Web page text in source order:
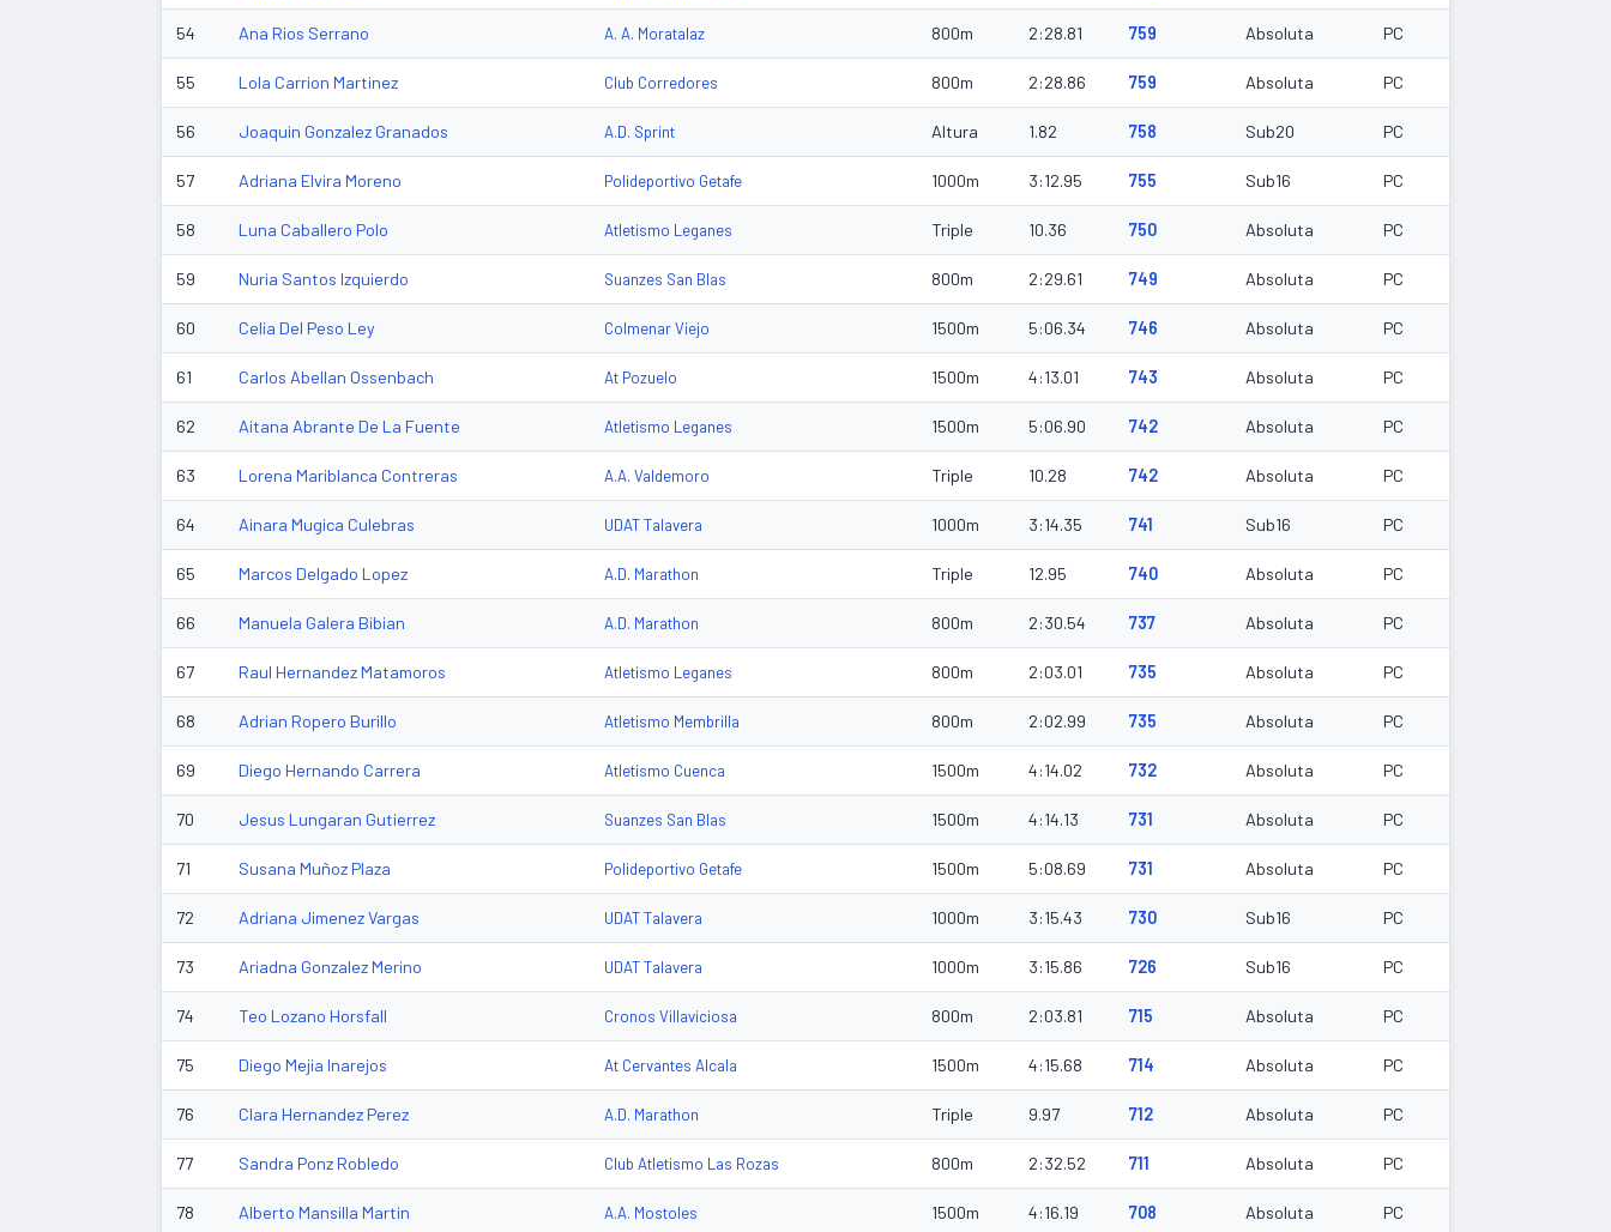
54 Ana Rios Serrano A. A. Moratalaz 800m 2:28.81 759 Absoluta PC
55 Lola Carrion Martinez Club Corredores 800m 2:28.86 759 Absoluta PC
56 Joaquin Gonzalez Granados A.D. Sprint Altura 1.82 758 Sub20 PC
57 Adriana Elvira Moreno Polideportivo Getafe 1000m 3:12.95 755 Sub16 PC
58 Luna Caballero Polo Atletismo Leganes Triple 10.36 750 Absoluta PC
59 Nuria Santos Izquierdo Suanzes San Blas 800m 2:29.61 749 Absoluta PC
60 Celia Del Peso Ley Colmenar Viejo 1500m 5:06.34 746 Absoluta PC
61 Carlos Abellan Ossenbach At Pozuelo 1500m 4:13.01 743 Absoluta PC
62 Aitana Abrante De La Fuente Atletismo Leganes 1500m 5:06.90 742 Absoluta PC
63 Lorena Mariblanca Contreras A.A. Valdemoro Triple 10.28 742 Absoluta PC
64 Ainara Mugica Culebras UDAT Talavera 1000m 3:14.35 741 Sub16 PC
65 Marcos Delgado Lopez A.D. Marathon Triple 12.95 740 Absoluta PC
66 Manuela Galera Bibian A.D. Marathon 800m 2:30.54 737 Absoluta PC
67 Raul Hernandez Matamoros Atletismo Leganes 800m 2:03.01 735 Absoluta PC
68 Adrian Ropero Burillo Atletismo Membrilla 800m 2:02.99 735 Absoluta PC
69 Diego Hernando Carrera Atletismo Cuenca 1500m 4:14.02 732 Absoluta PC
70 Jesus Lungaran Gutierrez Suanzes San Blas 1500m 4:14.13 731 Absoluta PC
71 Susana Muñoz Plaza Polideportivo Getafe 1500m 5:08.69 731 Absoluta PC
72 Adriana Jimenez Vargas UDAT Talavera 1000m 3:15.43 730 Sub16 PC
73 Ariadna Gonzalez Merino UDAT Talavera 1000m 3:15.86 726 Sub16 PC
74 Teo Lozano Horsfall Cronos Villaviciosa 800m 2:03.81 715 Absoluta PC
75 Diego Mejia Inarejos At Cervantes Alcala 1500m 4:15.68 714 Absoluta PC
76 Clara Hernandez Perez A.D. Marathon Triple 9.97 712 Absoluta PC
77 Sandra Ponz Robledo Club Atletismo Las Rozas 800m 2:32.52 711 Absoluta PC
78 Alberto Mansilla Martin A.A. Mostoles 1500m 4:16.19 708 Absoluta PC